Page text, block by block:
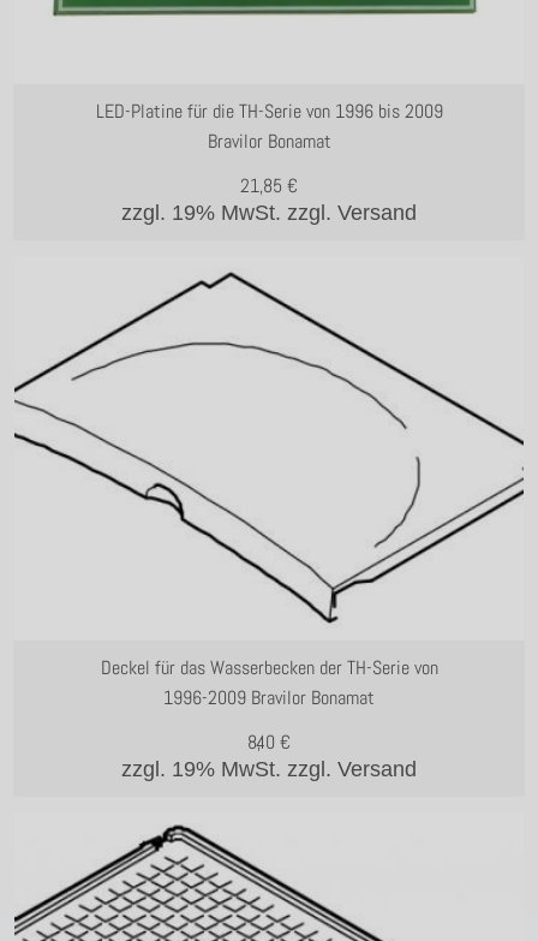
LED-Platine für die TH-Serie von 1996 bis 2009
Bravilor Bonamat
zzgl. 19% MwSt. zzgl. Versand
21,85 €
Deckel für das Wasserbecken der TH-Serie von
1996-2009 Bravilor Bonamat
zzgl. 19% MwSt. zzgl. Versand
8,40 €